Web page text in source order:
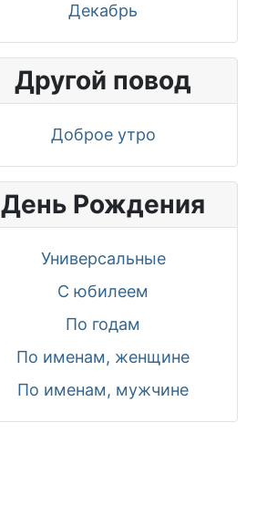
Декабрь
Другой повод
Доброе утро
День Рождения
Универсальные
С юбилеем
По годам
По именам, женщине
По именам, мужчине